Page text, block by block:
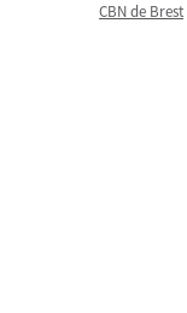
CBN de Brest